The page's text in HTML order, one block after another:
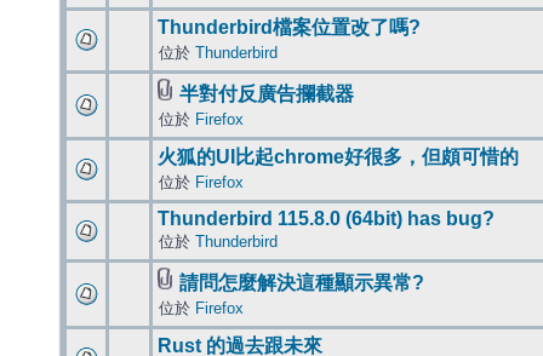
Thunderbird檔案位置改了嗎?
位於 Thunderbird
半對付反廣告攔截器
位於 Firefox
火狐的UI比起chrome好很多，但頗可惜的
位於 Firefox
Thunderbird 115.8.0 (64bit) has bug?
位於 Thunderbird
請問怎麼解決這種顯示異常?
位於 Firefox
Rust 的過去跟未來